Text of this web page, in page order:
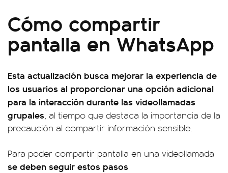
Cómo compartir
pantalla en WhatsApp
Esta actualización busca mejorar la experiencia de
los usuarios al proporcionar una opción adicional
para la interacción durante las videollamadas
grupales, al tiempo que destaca la importancia de la
precaución al compartir información sensible.
Para poder compartir pantalla en una videollamada
se deben seguir estos pasos